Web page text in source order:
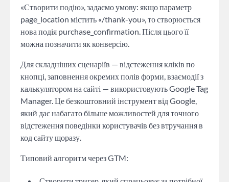
«Створити подію», задаємо умову: якщо параметр
page_location містить «/thank-you», то створюється
нова подія purchase_confirmation. Після цього її
можна позначити як конверсію.
Для складніших сценаріїв — відстеження кліків по
кнопці, заповнення окремих полів форми, взаємодії з
калькулятором на сайті — використовують Google Tag
Manager. Це безкоштовний інструмент від Google,
який дає набагато більше можливостей для точного
відстеження поведінки користувачів без втручання в
код сайту щоразу.
Типовий алгоритм через GTM: